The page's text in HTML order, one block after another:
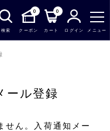
検索
0
クーポン
0
カート ログイン メニュー
ール登録
せん。入荷通知メー